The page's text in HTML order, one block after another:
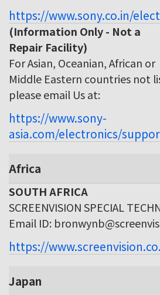
https://www.sony.co.in/
(Information Only - Not a
Repair Facility)
For Asian, Oceanian, African or
Middle Eastern countries not
please email Us at:
https://www.sony-
asia.com/electronics/
Africa
SOUTH AFRICA
SCREENVISION SPECIAL
Email ID:
https://
Japan